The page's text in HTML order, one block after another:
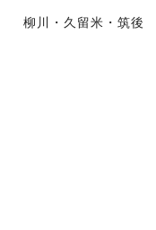
柳川・久留米・筑後